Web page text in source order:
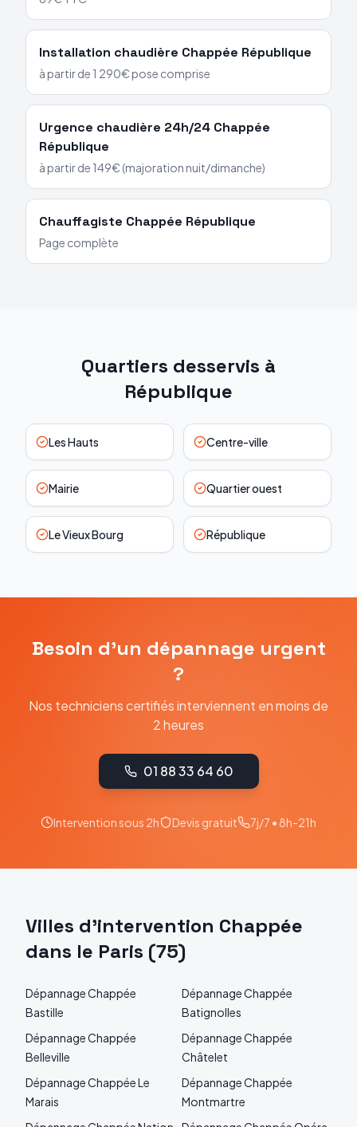
Installation chaudière Chappée République
à partir de 1 290€ pose comprise
Urgence chaudière 24h/24 Chappée
République
à partir de 149€ (majoration nuit/dimanche)
Chauffagiste Chappée République
Page complète
Quartiers desservis à
République
Les Hauts Centre-ville
Mairie Quartier ouest
Le Vieux Bourg République
Besoin d'un dépannage urgent
?
Nos techniciens certifiés interviennent en moins de
2 heures
01 88 33 64 60
Intervention sous 2h Devis gratuit 7j/7 • 8h-21h
Villes d'intervention Chappée
dans le Paris (75)
DépannageChappée
Bastille
DépannageChappée
Batignolles
DépannageChappée
Belleville
DépannageChappée
Châtelet
DépannageChappéeLe
Marais
DépannageChappée
Montmartre